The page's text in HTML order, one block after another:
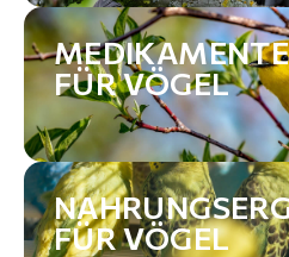
MEDIKAMENTE
FÜR VÖGEL
FÜR VÖGEL